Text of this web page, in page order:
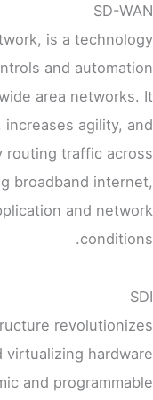
SD-WAN
is a technology
and automation
area networks. It
agility, and
routing traffic across
broadband internet,
and network
conditions.
SDI
revolutionizes
virtualizing hardware
and programmable